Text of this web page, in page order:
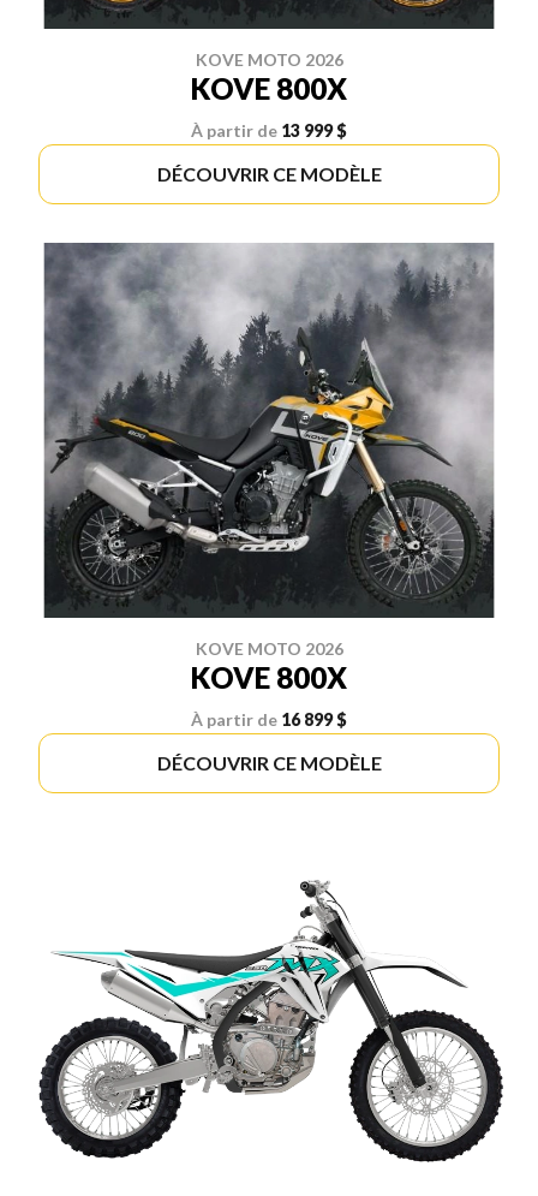
KOVE MOTO 2026
KOVE 800X
À partir de 13 999 $
DÉCOUVRIR CE MODÈLE
KOVE MOTO 2026
KOVE 800X
À partir de 16 899 $
DÉCOUVRIR CE MODÈLE